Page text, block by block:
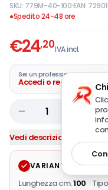
SKU: 779M-40-100·EAN:
●Spedito 24-48 ore
€24,20IVA incl.
Sei un professionista?
Accedi o registra la tua
1
Vedi descrizione completa
VARIANTE
Lunghezza cm.100 ·